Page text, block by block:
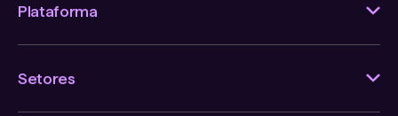
Plataforma
Setores